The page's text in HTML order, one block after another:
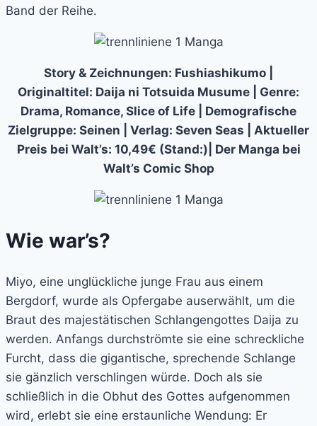
Band der Reihe.
Story & Zeichnungen: Fushiashikumo |
Originaltitel: Daija ni Totsuida Musume | Genre:
Drama, Romance, Slice of Life | Demografische
Zielgruppe: Seinen | Verlag: Seven Seas | Aktueller
Preis bei Walt’s: 10,49€ (Stand:)| Der Manga bei
Walt’s Comic Shop
Wie war’s?
Miyo, eine unglückliche junge Frau aus einem
Bergdorf, wurde als Opfergabe auserwählt, um die
Braut des majestätischen Schlangengottes Daija zu
werden. Anfangs durchströmte sie eine schreckliche
Furcht, dass die gigantische, sprechende Schlange
sie gänzlich verschlingen würde. Doch als sie
schließlich in die Obhut des Gottes aufgenommen
wird, erlebt sie eine erstaunliche Wendung: Er